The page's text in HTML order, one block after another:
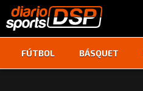
FÚTBOL BÁSQUET